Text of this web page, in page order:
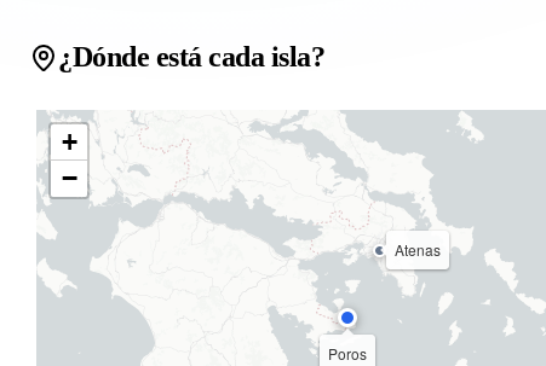
¿Dónde está cada isla?
Poros
Atenas
+
−